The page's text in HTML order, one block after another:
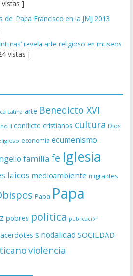
vistas ]
Papa Francisco en la JMJ 2013
revela arte religioso en museos
vistas ]
Latina arte Benedicto XVI
II conflicto cristianos cultura Dios
economía ecumenismo
familia fe Iglesia
laicos medioambiente migrantes
Papa Papa
pobres politica publicación
sinodalidad SOCIEDAD
violencia